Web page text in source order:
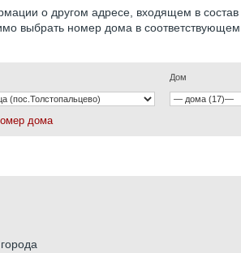
о другом адресе, входящем в состав
выбрать номер дома в соответствующем
Дом
дома